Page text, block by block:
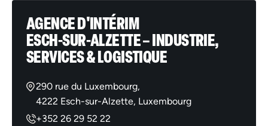
AGENCE D'INTÉRIM
ESCH-SUR-ALZETTE – INDUSTRIE,
SERVICES & LOGISTIQUE
290 rue du Luxembourg,
4222 Esch-sur-Alzette, Luxembourg
+352 26 29 52 22